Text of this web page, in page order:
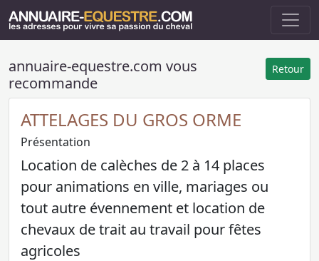
Retour
annuaire-equestre.com vous
recommande
ATTELAGES DU GROS ORME
Présentation
Location de calèches de 2 à 14 places
pour animations en ville, mariages ou
tout autre évennement et location de
chevaux de trait au travail pour fêtes
agricoles